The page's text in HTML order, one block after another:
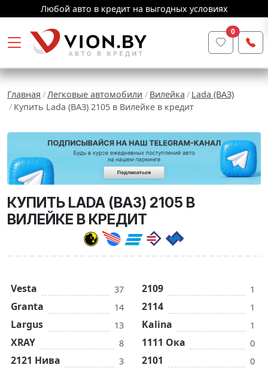
Любой авто в кредит на выгодных условиях
0
Главная Легковые автомобили Вилейка
Lada (ВАЗ)
Купить Lada (ВАЗ) 2105 в Вилейке в кредит
КУПИТЬ LADA (ВАЗ) 2105 В
ВИЛЕЙКЕ В КРЕДИТ
Vesta 37
Granta 14
Largus 13
XRAY 8
2121 Нива 3
2109 1
2114 1
Kalina 1
1111 Ока 0
2101
0